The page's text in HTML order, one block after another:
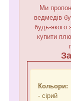
Ми
ведмедів
будь-якого
купити
Кольори:
- сірий